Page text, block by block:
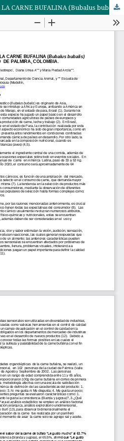
ANÁLISIS SENSORIAL DE LA CARNE BUFALINA (Bubalus bubalis) EN LA CIUDAD DE PALMIRA, COLOMBIA.